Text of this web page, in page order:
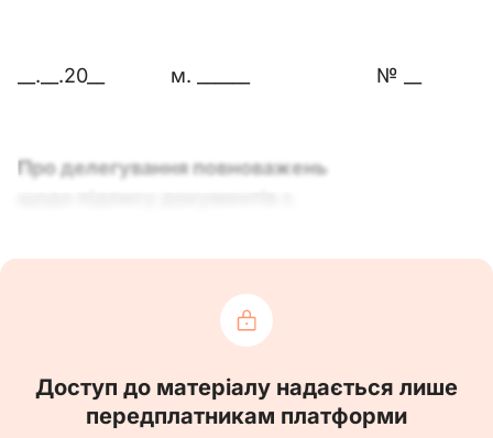
__.__.20__ м. ______ № __
Про делегування повноважень
___________________________, ____________________,
яка є відповідальною особою за ведення
Доступ до матеріалу надається лише
передплатникам платформи